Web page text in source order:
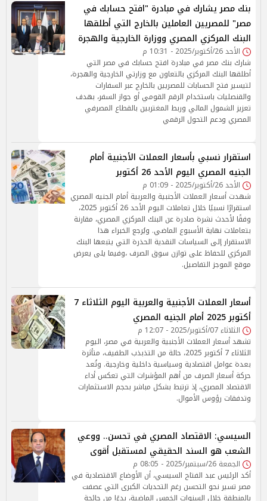
بنك مصر يشارك في مبادرة "افتح حسابك في
مصر" للمصريين العاملين بالخارج التي أطلقها
البنك المركزي المصري ووزارة الخارجية والهجرة
الأحد 26/أكتوبر/2025 - 10:31 م
شارك بنك مصر في مبادرة افتح حسابك في مصر التي
أطلقها البنك المركزي بالتعاون مع وزارتي الخارجية والهجرة،
لتيسير فتح الحسابات للمصريين بالخارج عبر السفارات
والقنصليات باستخدام الرقم القومي أو جواز السفر، بهدف
تعزيز الشمول المالي وربط المغتربين بالقطاع المصرفي
المصري ودعم التحول الرقمي
استقرار نسبي بأسعار العملات الأجنبية أمام
الجنيه المصري اليوم الأحد 26 أكتوبر
الأحد 26/أكتوبر/2025 - 01:09 م
شهدت أسعار العملات الأجنبية والعربية أمام الجنيه المصري
استقرارًا نسبيًا خلال تعاملات اليوم الأحد 26 أكتوبر 2025،
وفقًا لأحدث نشرة صادرة عن البنك المركزي المصري، مقارنة
بتعاملات نهاية الأسبوع الماضي. ويُرجع الخبراء هذا
الاستقرار إلى السياسات النقدية الحذرة التي يتبعها البنك
المركزي للحفاظ على توازن سوق الصرف ،وفيما يلى يعرض
موقع الموجز التفاصيل.
أسعار العملات الأجنبية والعربية اليوم الثلاثاء 7
أكتوبر 2025 أمام الجنيه المصري
الثلاثاء 07/أكتوبر/2025 - 12:07 م
تشهد أسعار العملات الأجنبية والعربية في مصر، اليوم
الثلاثاء 7 أكتوبر 2025، حالة من التذبذب الطفيف، متأثرة
بعدة عوامل اقتصادية وسياسية داخلية وخارجية. وتُعد
حركة أسعار الصرف من أهم المؤشرات التي تعكس أداء
الاقتصاد المصري، إذ ترتبط بشكل مباشر بحجم الاستثمارات
وتدفقات رؤوس الأموال.
السيسي: الاقتصاد المصري في تحسن.. ووعي
الشعب هو السند الحقيقي لمستقبل أقوى
الجمعة 26/سبتمبر/2025 - 08:05 م
أكد الرئيس عبد الفتاح السيسي، أن الأوضاع الاقتصادية في
مصر تسير نحو التحسن رغم التحديات الكبرى التي عصفت
بالمنطقة خلال السنوات الخمس الماضية، بدءًا من جائحة